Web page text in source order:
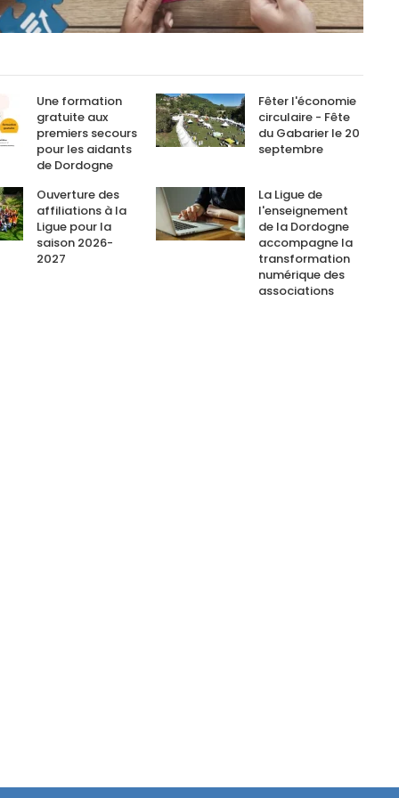
Une formation
gratuite aux
premiers secours
pour les aidants
de Dordogne
Fêter l'économie
circulaire - Fête
du Gabarier le 20
septembre
Ouverture des
affiliations à la
Ligue pour la
saison 2026-
2027
La Ligue de
l'enseignement
de la Dordogne
accompagne la
transformation
numérique des
associations